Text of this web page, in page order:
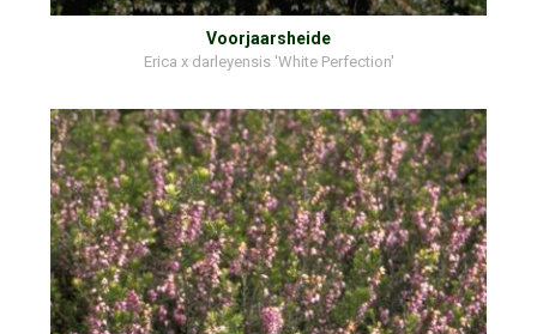
Voorjaarsheide
Erica x darleyensis 'White Perfection'